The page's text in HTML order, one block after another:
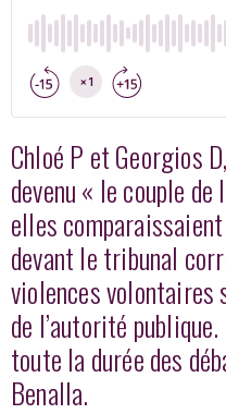
Chloé P et Georgios
devenu « le couple
elles
devant le tribunal
violences volontaires
de l’autorité
toute la durée des
Benalla.